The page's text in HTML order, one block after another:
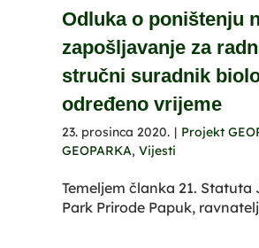
Odluka o poništenju
zapošljavanje za
stručni suradnik
određeno vrijeme
23. prosinca 2020. | Projekt
GEOPARKA, Vijesti
Temeljem članka 21. Statuta
Park Prirode Papuk, ravnatelj